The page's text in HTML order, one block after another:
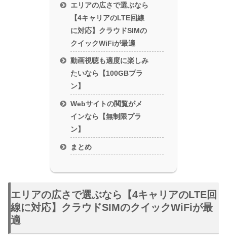
エリアの広さで選ぶなら
【4キャリアのLTE回線
に対応】クラウドSIMの
クイックWiFiが最適
動画視聴も適度に楽しみ
たいなら【100GBプラ
ン】
Webサイトの閲覧がメ
インなら【無制限プラ
ン】
まとめ
エリアの広さで選ぶなら【4キャリアのLTE回
線に対応】クラウドSIMのクイックWiFiが最
適